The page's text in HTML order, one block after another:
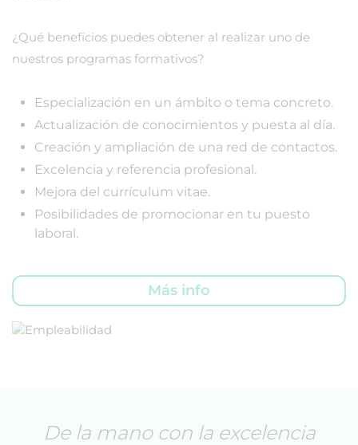
¿Qué beneficios puedes obtener al realizar uno de
nuestros programas formativos?
Especialización en un ámbito o tema concreto.
Actualización de conocimientos y puesta al día.
Creación y ampliación de una red de contactos.
Excelencia y referencia profesional.
Mejora del currículum vitae.
Posibilidades de promocionar en tu puesto
laboral.
Más info
De la mano con la excelencia